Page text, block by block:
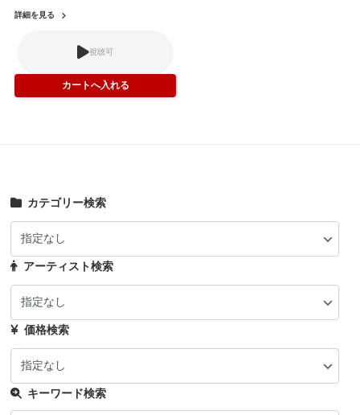
詳細を見る
視聴可
カテゴリー検索
アーティスト検索
価格検索
キーワード検索